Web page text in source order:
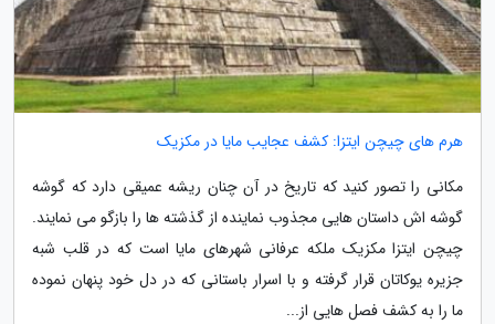
هرم های چیچن ایتزا: کشف عجایب مایا در مکزیک
مکانی را تصور کنید که تاریخ در آن چنان ریشه عمیقی دارد که گوشه
گوشه اش داستان هایی مجذوب نماینده از گذشته ها را بازگو می نمایند.
چیچن ایتزا مکزیک ملکه عرفانی شهرهای مایا است که در قلب شبه
جزیره یوکاتان قرار گرفته و با اسرار باستانی که در دل خود پنهان نموده
ما را به کشف فصل هایی از...